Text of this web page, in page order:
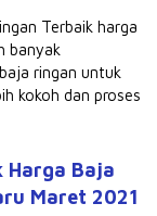
Terbaik harga
banyak
ringan untuk
kokoh dan proses
Baja
Maret 2021